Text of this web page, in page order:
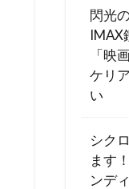
閃光
IMAX
「映
ケリ
い
シク
ます
ンデ